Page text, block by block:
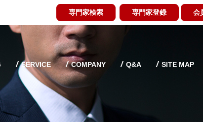
専門家検索 専門家登録 会
SERVICE COMPANY Q&A SITE MAP